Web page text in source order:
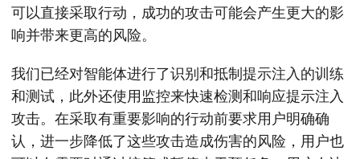
可以直接采取行动，成功的攻击可能会产生更大的影
响并带来更高的风险。
我们已经对智能体进行了识别和抵制提示注入的训练
和测试，此外还使用监控来快速检测和响应提示注入
攻击。在采取有重要影响的行动前要求用户明确确
认，进一步降低了这些攻击造成伤害的风险，用户也